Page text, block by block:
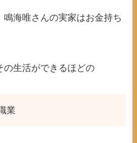
鳴海唯さんの実家はお金持ち
の生活ができるほどの
業